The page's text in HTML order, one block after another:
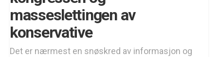
masseslettingen av
konservative
Det er nærmest en snøskred av informasjon og